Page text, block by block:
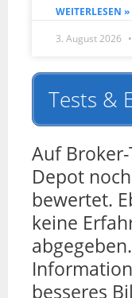
WEITERLESEN »
3. August 2026
Tests &
Auf
Depot
bewertet.
keine
besseres